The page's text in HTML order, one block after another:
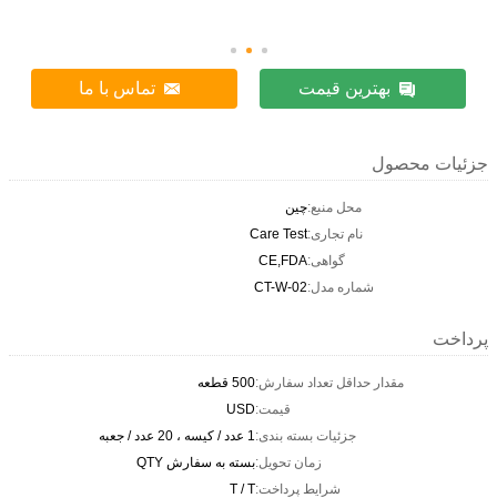
بهترین قیمت تماس با ما
جزئیات محصول
محل منبع:چین
نام تجاری:Care Test
گواهی:CE,FDA
شماره مدل:CT-W-02
پرداخت
مقدار حداقل تعداد سفارش:500 قطعه
قیمت:USD
جزئیات بسته بندی:1 عدد / کیسه ، 20 عدد / جعبه
زمان تحویل:بسته به سفارش QTY
شرایط پرداخت:T / T